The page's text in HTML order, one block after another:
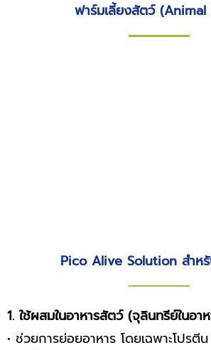
ฟาร์มเลี้ยงสัตว์ (Animal
Pico Alive Solution สำห
1. ใช้ผสมในอาหารสัตว์ (จุลินทรีย์ในอา
• ช่วยการย่อยอาหาร โดยเฉพาะโปรตี